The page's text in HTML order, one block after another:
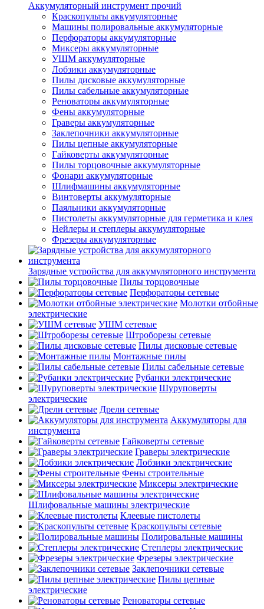
Аккумуляторный инструмент прочий
Краскопульты аккумуляторные
Машины полировальные аккумуляторные
Перфораторы аккумуляторные
Миксеры аккумуляторные
УШМ аккумуляторные
Лобзики аккумуляторные
Пилы дисковые аккумуляторные
Пилы сабельные аккумуляторные
Реноваторы аккумуляторные
Фены аккумуляторные
Граверы аккумуляторные
Заклепочники аккумуляторные
Пилы цепные аккумуляторные
Гайковерты аккумуляторные
Пилы торцовочные аккумуляторные
Фонари аккумуляторные
Шлифмашины аккумуляторные
Винтоверты аккумуляторные
Паяльники аккумуляторные
Пистолеты аккумуляторные для герметика и клея
Нейлеры и степлеры аккумуляторные
Фрезеры аккумуляторные
Зарядные устройства для аккумуляторного инструмента
Пилы торцовочные
Перфораторы сетевые
Молотки отбойные
электрические
УШМ сетевые
Штроборезы сетевые
Пилы дисковые сетевые
Монтажные пилы
Пилы сабельные сетевые
Рубанки электрические
Шуруповерты
электрические
Дрели сетевые
Аккумуляторы для
инструмента
Гайковерты сетевые
Граверы электрические
Лобзики электрические
Фены строительные
Миксеры электрические
Шлифовальные машины электрические
Клеевые пистолеты
Краскопульты сетевые
Полировальные машины
Степлеры электрические
Фрезеры электрические
Заклепочники сетевые
Пилы цепные
электрические
Реноваторы сетевые